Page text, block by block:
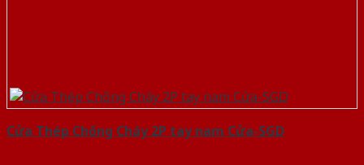
Cửa Thép Chống Cháy 2P tay nam Cửa-SGD